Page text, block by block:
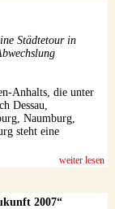
Städtetour in
Anhalts, die unter
Dessau,
Naumburg,
steht eine
weiter lesen
2007“